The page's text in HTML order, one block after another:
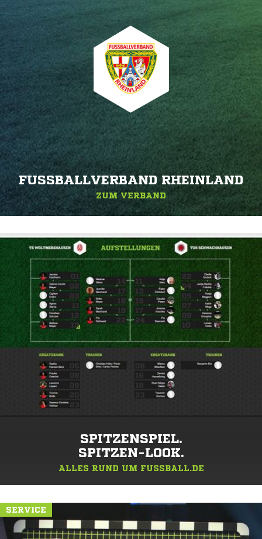
FUSSBALLVERBAND RHEINLAND
ZUM VERBAND
SPITZENSPIEL.
SPITZEN-LOOK.
ALLES RUND UM FUSSBALL.DE
SERVICE